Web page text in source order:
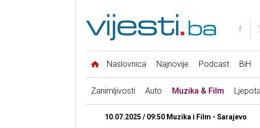
Naslovnica Najnovije Podcast BiH
Zanimljivosti Auto Muzika & Film
10.07.2025 / 09:50 Muzika i Film - Sarajevo